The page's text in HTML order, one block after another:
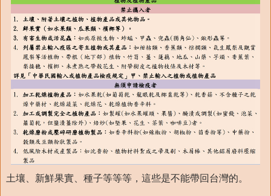
土壤、新鮮果實、種子等等等，這些是不能帶回台灣的。